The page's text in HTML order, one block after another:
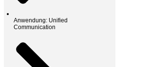
Anwendung: Unified
Communication